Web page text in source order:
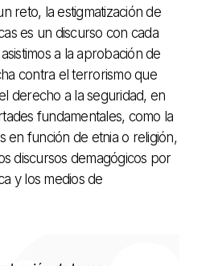
reto, la estigmatización de
es un discurso con cada
a la aprobación de
contra el terrorismo que
derecho a la seguridad, en
fundamentales, como la
en función de etnia o religión,
discursos demagógicos por
y los medios de